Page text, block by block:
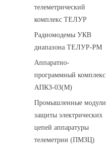
телеметрический
комплекс ТЕЛУР
Радиомодемы УКВ
диапазона ТЕЛУР-РМ
Аппаратно-
программный комплекс
АПКЗ-03(М)
Промышленные модули
защиты электрических
цепей аппаратуры
телеметрии (ПМЗЦ)